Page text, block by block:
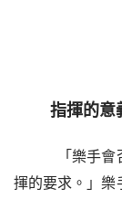
指揮的意
「樂手會
揮的要求。」樂